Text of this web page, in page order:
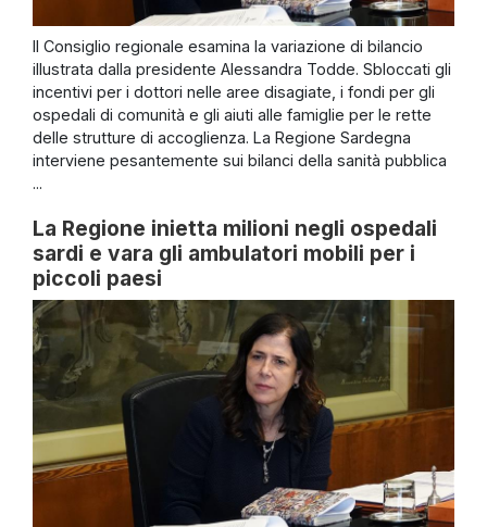
Il Consiglio regionale esamina la variazione di bilancio
illustrata dalla presidente Alessandra Todde. Sbloccati gli
incentivi per i dottori nelle aree disagiate, i fondi per gli
ospedali di comunità e gli aiuti alle famiglie per le rette
delle strutture di accoglienza. La Regione Sardegna
interviene pesantemente sui bilanci della sanità pubblica
...
La Regione inietta milioni negli ospedali
sardi e vara gli ambulatori mobili per i
piccoli paesi